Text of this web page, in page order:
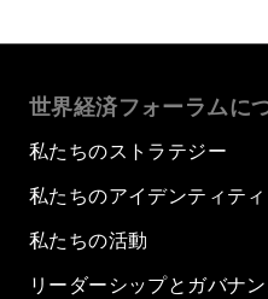
世界経済フォーラムに
私たちのストラテジー
私たちのアイデンティティ
私たちの活動
リーダーシップとガバナ